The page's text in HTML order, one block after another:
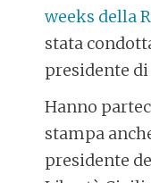
weeks della
stata
presidente
Hanno
stampa
presidente